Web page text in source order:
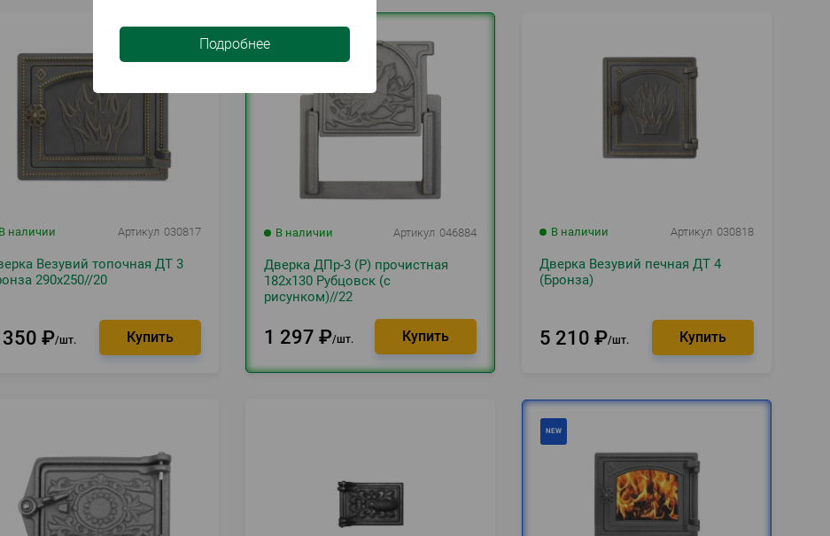
В наличии Артикул 030817
Везувий топочная ДТ 3
290х250//20
₽ шт.
В наличии Артикул 046884
Дверка ДПр-3 (Р) прочистная
182х130 Рубцовск (с
рисунком)//22
1 297 ₽ шт.
В наличии Артикул 030818
Дверка Везувий печная ДТ 4
(Бронза)
5 210 ₽ шт.
Подробнее